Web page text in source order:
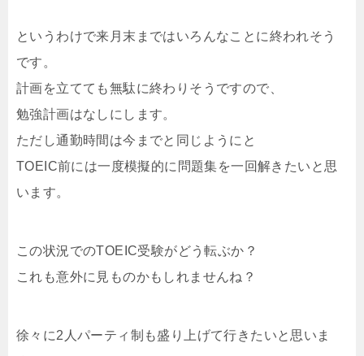
というわけで来月末まではいろんなことに終われそう
です。
計画を立てても無駄に終わりそうですので、
勉強計画はなしにします。
ただし通勤時間は今までと同じようにと
TOEIC前には一度模擬的に問題集を一回解きたいと思
います。
この状況でのTOEIC受験がどう転ぶか？
これも意外に見ものかもしれませんね？
徐々に2人パーティ制も盛り上げて行きたいと思いま